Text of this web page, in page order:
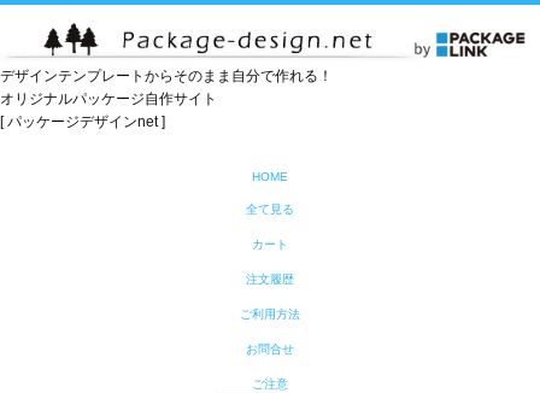
デザインテンプレートからそのまま自分で作れる！
オリジナルパッケージ自作サイト
[ パッケージデザインnet ]
HOME
全て見る
カート
注文履歴
ご利用方法
お問合せ
ご注意